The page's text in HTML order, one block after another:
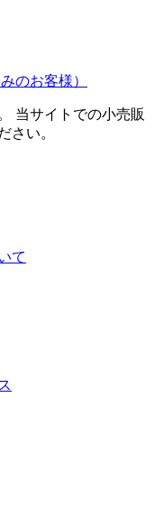
のお客様）
当サイトでの小売販
さい。
て